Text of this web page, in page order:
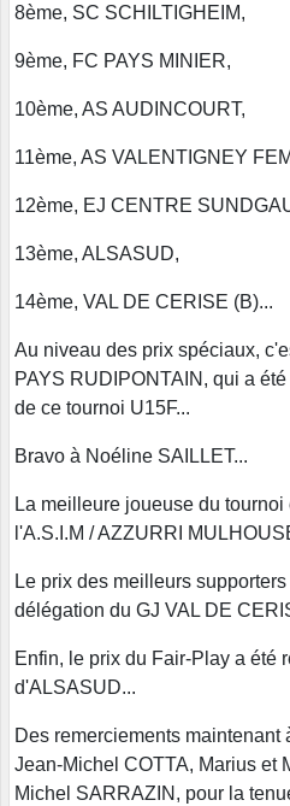
8ème, SC SCHILTIGHEIM,
9ème, FC PAYS MINIER,
10ème, AS AUDINCOURT,
11ème, AS VALENTIGNEY
12ème, EJ CENTRE
13ème, ALSASUD,
14ème, VAL DE CERISE (B)...
Au niveau des prix spéciaux,
PAYS RUDIPONTAIN, qui a
de ce tournoi U15F...
Bravo à Noéline SAILLET...
La meilleure joueuse du
l'A.S.I.M / AZZURRI
Le prix des meilleurs
délégation du GJ VAL DE
Enfin, le prix du Fair-Play a été
d'ALSASUD...
Des remerciements maintenant
Jean-Michel COTTA, Marius et
Michel SARRAZIN, pour la